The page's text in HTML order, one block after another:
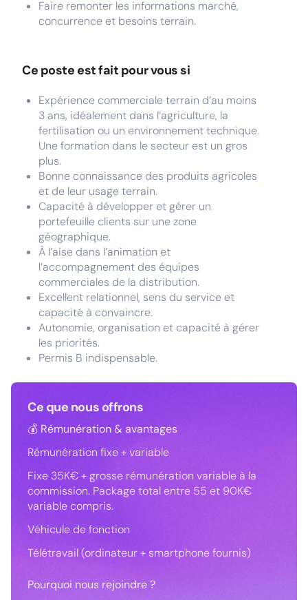
Faire remonter les informations marché,
concurrence et besoins terrain.
Ce poste est fait pour vous si
Expérience commerciale terrain d’au moins
3 ans, idéalement dans l’agriculture, la
fertilisation ou un environnement technique.
Une formation dans le secteur est un gros
plus.
Bonne connaissance des produits agricoles
et de leur usage terrain.
Capacité à développer et gérer un
portefeuille clients sur une zone
géographique.
À l’aise dans l’animation et
l’accompagnement des équipes
commerciales de la distribution.
Excellent relationnel, sens du service et
capacité à convaincre.
Autonomie, organisation et capacité à gérer
les priorités.
Permis B indispensable.
Ce que nous offrons
💰 Rémunération & avantages
Rémunération fixe + variable
Fixe 35K€ + grosse rémunération variable à la
commission. Package total entre 55 et 90K€
variable compris.
Véhicule de fonction
Télétravail (ordinateur + smartphone fournis)
Pourquoi nous rejoindre ?